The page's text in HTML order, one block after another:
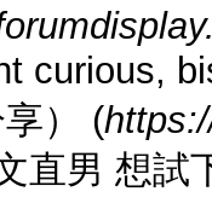
curious,
） (
直男 想試